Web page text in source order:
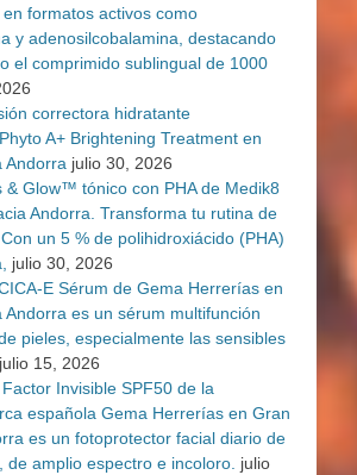
formatos activos como
y adenosilcobalamina, destacando
el comprimido sublingual de 1000
correctora hidratante
A+ Brightening Treatment en
Andorra julio 30, 2026
& Glow™ tónico con PHA de Medik8
Andorra. Transforma tu rutina de
un 5 % de polihidroxiácido (PHA)
julio 30, 2026
E Sérum de Gema Herrerías en
Andorra es un sérum multifunción
pieles, especialmente las sensibles
julio 15, 2026
Invisible SPF50 de la
española Gema Herrerías en Gran
es un fotoprotector facial diario de
de amplio espectro e incoloro. julio